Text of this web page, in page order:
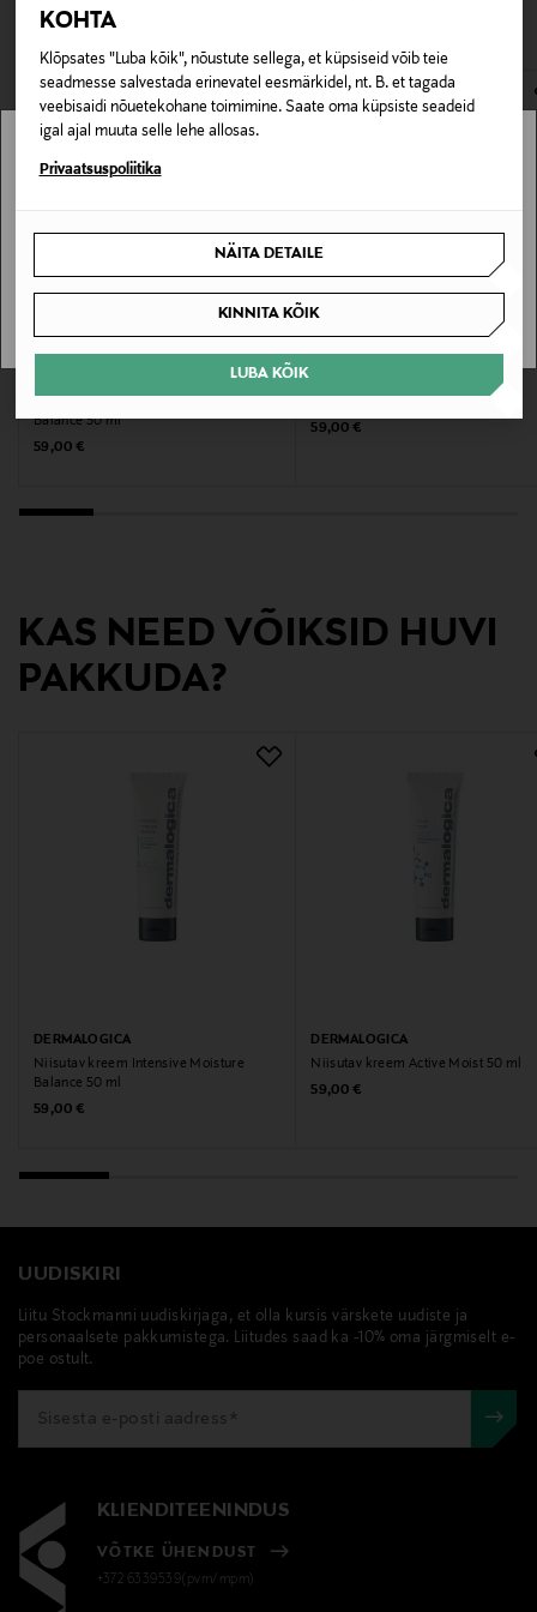
KOHTA
Klõpsates "Luba kõik", nõustute sellega, et küpsiseid võib teie
seadmesse salvestada erinevatel eesmärkidel, nt. B. et tagada
veebisaidi nõuetekohane toimimine. Saate oma küpsiste seadeid
igal ajal muuta selle lehe allosas.
Privaatsuspoliitika
NÄITA DETAILE
KINNITA KÕIK
LUBA KÕIK
Värv
NOCOL
Tootja aadress
Märksõnad
Dermalogica, kasvovoide
avamata originaalpakendis.
E-POE TAGASTUSED
VAATASID KA
Balance 50 ml
Original Price
59,00 €
Original Price
59,00 €
KAS NEED VÕIKSID HUVI
PAKKUDA?
DERMALOGICA
Niisutav kreem Intensive Moisture
Balance 50 ml
Original Price
59,00 €
DERMALOGICA
Niisutav kreem Active Moist 50 ml
Original Price
59,00 €
UUDISKIRI
Liitu Stockmanni uudiskirjaga, et olla kursis värskete uudiste ja
personaalsete pakkumistega. Liitudes saad ka -10% oma järgmiselt e-
poe ostult.
KLIENDITEENINDUS
VÕTKE ÜHENDUST
+372 6339539(pvm/mpm)
Stockmann pole Sinu riigis saadaval.
SAAN ARU